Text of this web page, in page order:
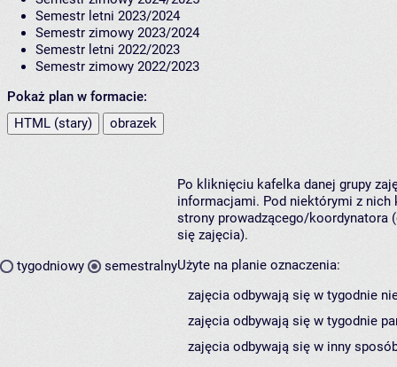
Semestr letni 2023/2024
Semestr zimowy 2023/2024
Semestr letni 2022/2023
Semestr zimowy 2022/2023
Pokaż plan w formacie:
HTML (stary)
obrazek
tygodniowy semestralny
Po kliknięciu kafelka danej grupy
informacjami. Pod niektórymi z nich
strony prowadzącego/koordynatora
się zajęcia).
Użyte na planie oznaczenia:
zajęcia odbywają się w tygodnie
zajęcia odbywają się w tygodnie
zajęcia odbywają się w inny